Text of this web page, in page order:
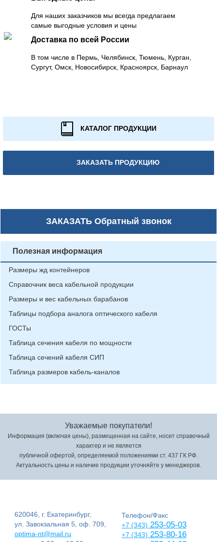
Для наших заказчиков мы всегда предлагаем
самые выгодные условия и цены
Доставка по всей России
В том числе в Пермь, Челябинск, Тюмень, Курган,
Сургут, Омск, Новосибирск, Красноярск, Барнаул
КАТАЛОГ ПРОДУКЦИИ
ЗАКАЗАТЬ ПРОДУКЦИЮ
ЗАКАЗАТЬОбратный звонок
Полезная информация
Размеры жд контейнеров
Справочник веса кабельной продукции
Размеры и вес кабельных барабанов
Таблицы подбора аналога оптического кабеля
ГОСТы
Таблица сечения кабеля по мощности
Таблица сечений кабеля СИП
Таблица размеров кабель-каналов
Уважаемые покупатели!
Информация (включая цены), размещенная на сайте, носит справочный
характер и не является
публичной офертой, определяемой положениями ст. 437 ГК РФ.
Актуальность цены и наличие продукции уточняйте у менеджеров.
620046, г. Екатеринбург,
ул. Завокзальная 5, оф. 709,
optima-nt@mail.ru
Телефон/Факс
+7 (343) 253-05-03
+7 (343) 253-80-16